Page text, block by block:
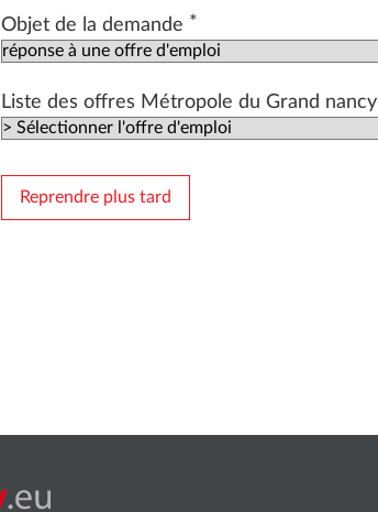
Objet de la demande *
Liste des offres Métropole du Grand nancy
Reprendre plus tard